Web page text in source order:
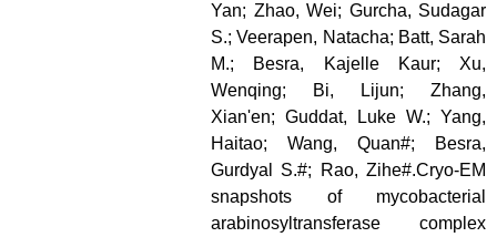
Yan; Zhao, Wei; Gurcha, Sudagar
S.; Veerapen, Natacha; Batt, Sarah
M.; Besra, Kajelle Kaur; Xu,
Wenqing; Bi, Lijun; Zhang,
Xian'en; Guddat, Luke W.; Yang,
Haitao; Wang, Quan#; Besra,
Gurdyal S.#; Rao, Zihe#.Cryo-EM
snapshots of mycobacterial
arabinosyltransferase complex